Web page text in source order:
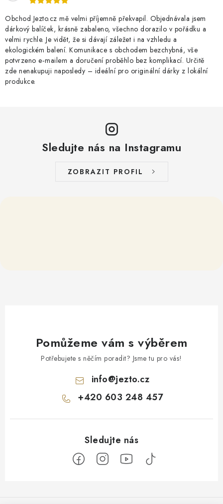
Obchod Jezto.cz mě velmi příjemně překvapil. Objednávala jsem
dárkový balíček, krásně zabaleno, všechno dorazilo v pořádku a
velmi rychle. Je vidět, že si dávají záležet i na vzhledu a
ekologickém balení. Komunikace s obchodem bezchybná, vše
potvrzeno e‑mailem a doručení proběhlo bez komplikací. Určitě
zde nenakupuji naposledy – ideální pro originální dárky z lokální
produkce.
Sledujte nás na Instagramu
ZOBRAZIT PROFIL
Pomůžeme vám s výběrem
Potřebujete s něčím poradit? Jsme tu pro vás!
info@jezto.cz
+420 603 248 457